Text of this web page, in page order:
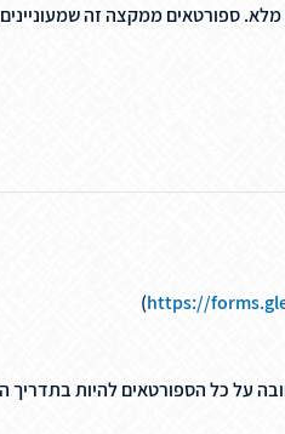
לשחייה – רק מקצה נוער 16–17 יתקיים בפורמט טריאתלון מלא.
https://
)
על כל הספורטאים להיות בתדריך